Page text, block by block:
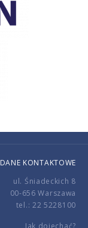
DANE KONTAKTOWE
ul. Śniadeckich 8
00-656 Warszawa
tel.: 22 5228100
Jak dojechać?